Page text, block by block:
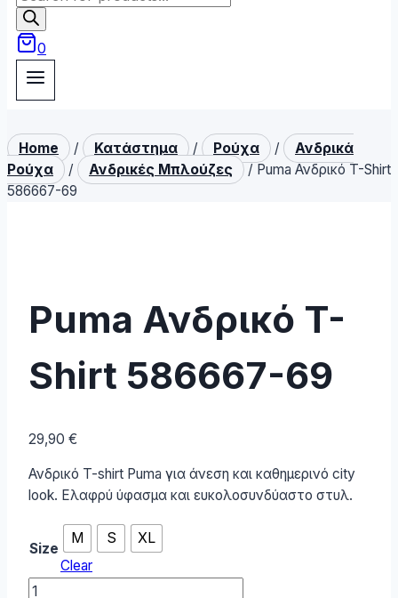
search
0
Home / Κατάστημα / Ρούχα /
Ανδρικά
Ρούχα
/ Ανδρικές Μπλούζες / Puma Ανδρικό T-Shirt
586667-69
Puma Ανδρικό T-
Shirt 586667-69
29,90 €
Ανδρικό T-shirt Puma για άνεση και καθημερινό city
look. Ελαφρύ ύφασμα και ευκολοσυνδύαστο στυλ.
Size
M S XL
Clear
Puma